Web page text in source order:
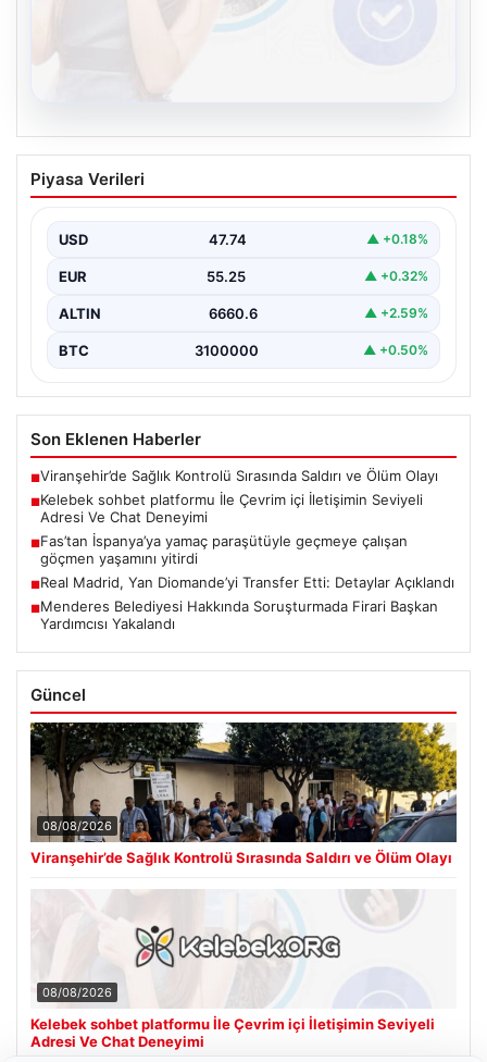
Kelebek sohbet platformu İle Çevrim içi
İletişimin Seviyeli Adresi Ve Chat
Dijital ortamında insanların güvenli bir tarzda bağlantı
Halen…
Piyasa Verileri
USD 47.74 ▲ +0.18%
EUR 55.25 ▲ +0.32%
ALTIN 6660.6 ▲ +2.59%
BTC 3100000 ▲ +0.50%
Son Eklenen Haberler
■Viranşehir’de Sağlık Kontrolü Sırasında Saldırı ve Ölüm Olayı
■Kelebek sohbet platformu İle Çevrim içi İletişimin Seviyeli
Adresi Ve Chat Deneyimi
■Fas’tan İspanya’ya yamaç paraşütüyle geçmeye çalışan
göçmen yaşamını yitirdi
■Real Madrid, Yan Diomande’yi Transfer Etti: Detaylar Açıklandı
■Menderes Belediyesi Hakkında Soruşturmada Firari Başkan
Yardımcısı Yakalandı
Güncel
08/08/2026
Viranşehir’de Sağlık Kontrolü Sırasında Saldırı ve Ölüm Olayı
08/08/2026
Kelebek sohbet platformu İle Çevrim içi İletişimin Seviyeli
Adresi Ve Chat Deneyimi